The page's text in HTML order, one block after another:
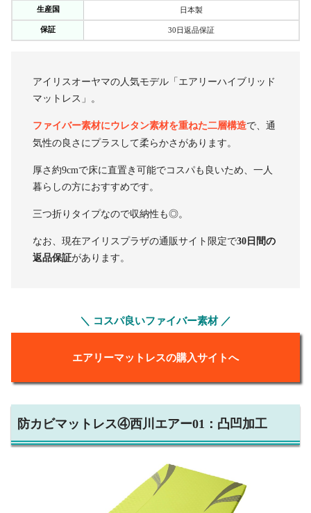
生産国 日本製
保証 30日返品保証
アイリスオーヤマの人気モデル「エアリーハイブリッド
マットレス」。
ファイバー素材にウレタン素材を重ねた二層構造で、通
気性の良さにプラスして柔らかさがあります。
厚さ約9cmで床に直置き可能でコスパも良いため、一人
暮らしの方におすすめです。
三つ折りタイプなので収納性も◎。
なお、現在アイリスプラザの通販サイト限定で30日間の
返品保証があります。
＼ コスパ良いファイバー素材 ／
エアリーマットレスの購入サイトへ
防カビマットレス④西川エアー01：凸凹加工